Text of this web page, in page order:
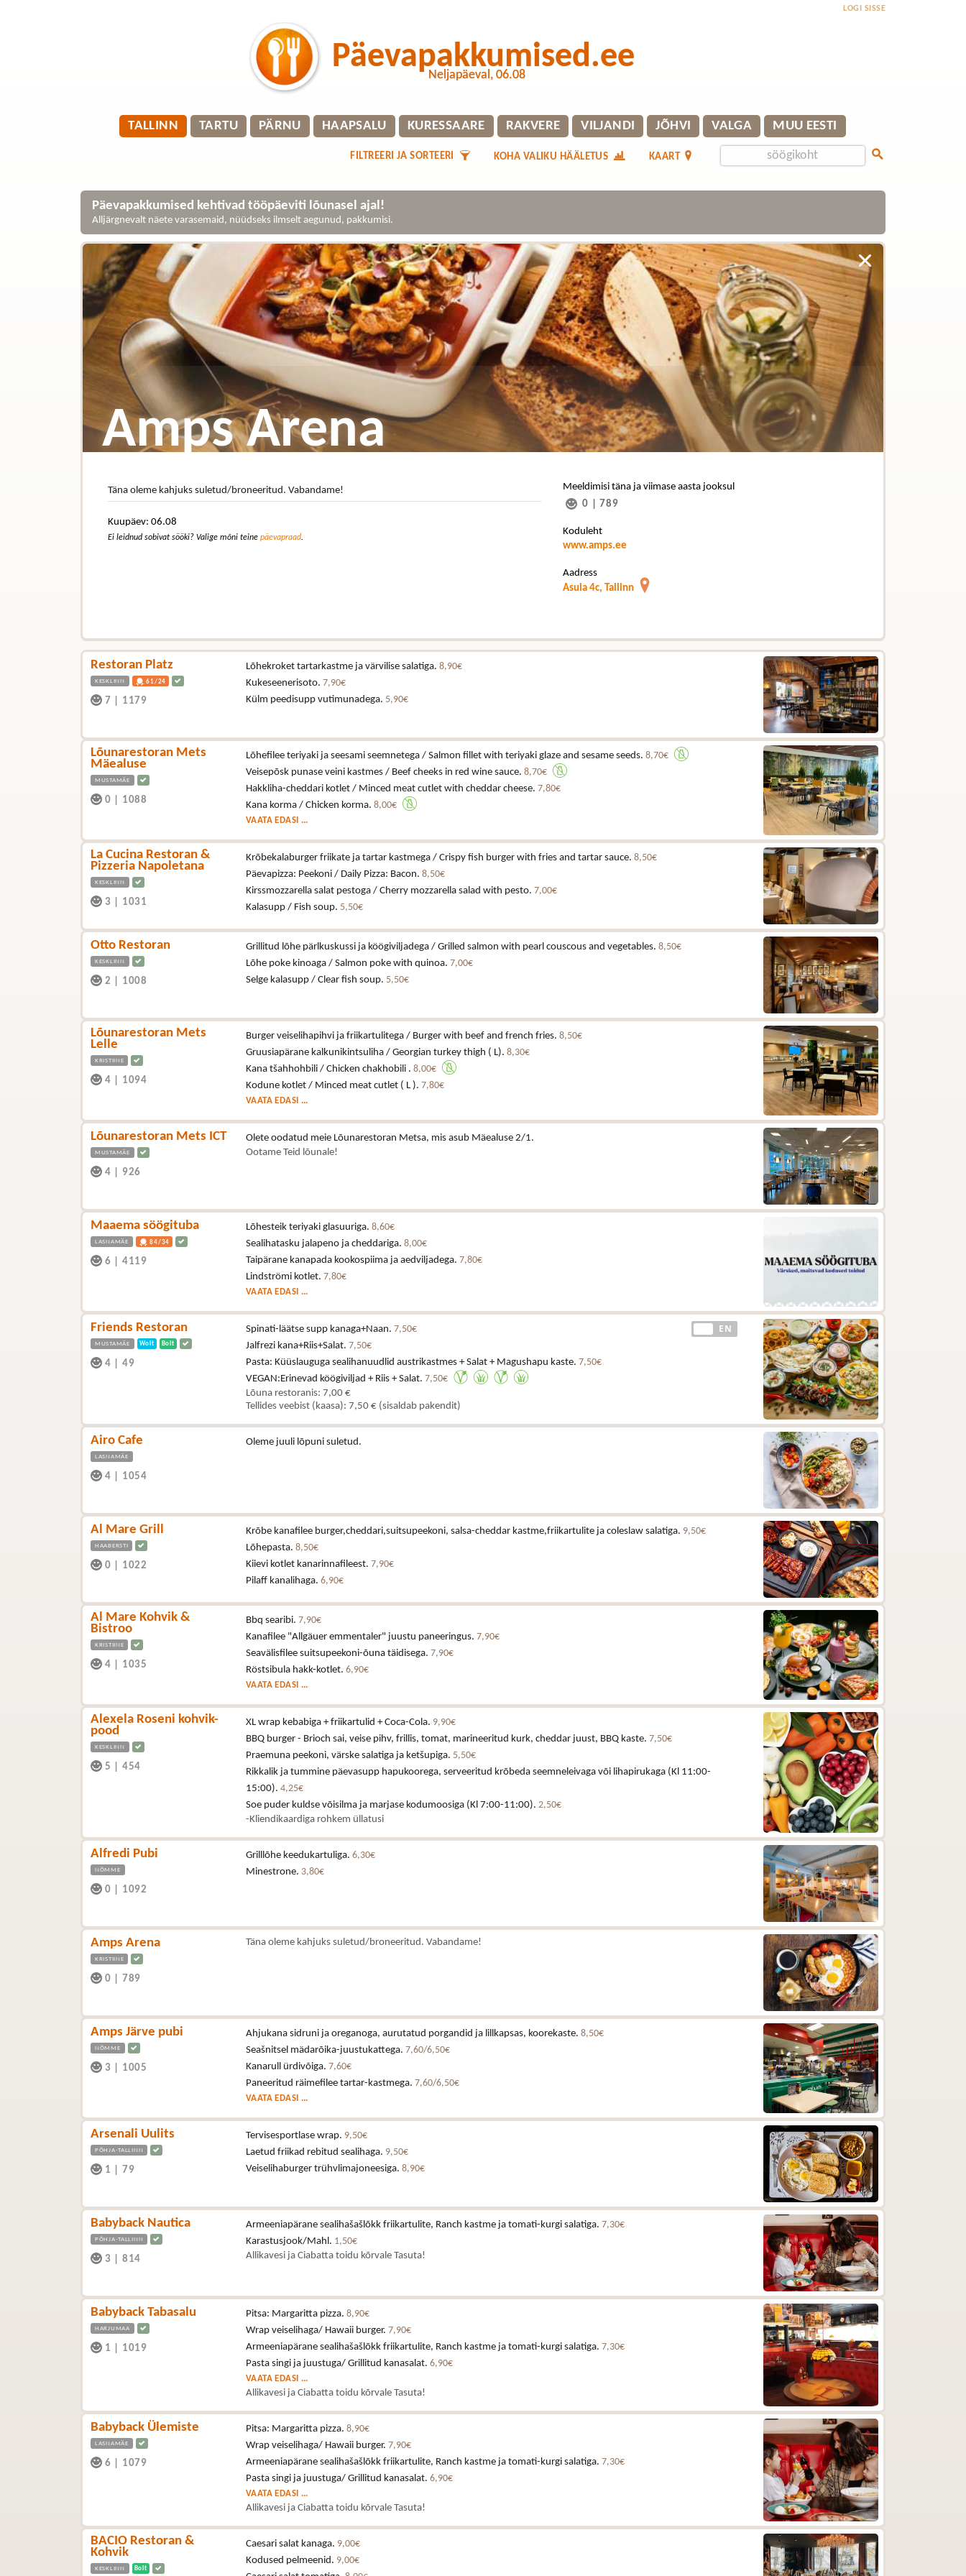
LOGI SISSE
Päevapakkumised.ee
Neljapäeval, 06.08
TALLINN TARTU PÄRNU HAAPSALU KURESSAARE RAKVERE VILJANDI JÕHVI VALGA MUU EESTI
KAART
KOHA VALIKU HÄÄLETUS
FILTREERI JA SORTEERI
Päevapakkumised kehtivad tööpäeviti lõunasel ajal!
Alljärgnevalt näete varasemaid, nüüdseks ilmselt aegunud, pakkumisi.
Amps Arena
Täna oleme kahjuks suletud/broneeritud. Vabandame!
Kuupäev: 06.08
Ei leidnud sobivat sööki? Valige mõni teine päevapraad.
Meeldimisi täna ja viimase aasta jooksul
0
789
Koduleht
www.amps.ee
Aadress
Asula 4c, Tallinn
Restoran Platz
KESKLINN 61/24
7 1179
Lõhekroket tartarkastme ja värvilise salatiga. 8,90€
Kukeseenerisoto. 7,90€
Külm peedisupp vutimunadega. 5,90€
Lõunarestoran Mets
Mäealuse
MUSTAMÄE
0 1088
Lõhefilee teriyaki ja seesami seemnetega / Salmon fillet with teriyaki glaze and sesame seeds. 8,70€
Veisepõsk punase veini kastmes / Beef cheeks in red wine sauce. 8,70€
Hakkliha-cheddari kotlet / Minced meat cutlet with cheddar cheese. 7,80€
Kana korma / Chicken korma. 8,00€
VAATA EDASI ...
La Cucina Restoran &
Pizzeria Napoletana
KESKLINN
3 1031
Krõbekalaburger friikate ja tartar kastmega / Crispy fish burger with fries and tartar sauce. 8,50€
Päevapizza: Peekoni / Daily Pizza: Bacon. 8,50€
Kirssmozzarella salat pestoga / Cherry mozzarella salad with pesto. 7,00€
Kalasupp / Fish soup. 5,50€
Otto Restoran
KESKLINN
2 1008
Grillitud lõhe pärlkuskussi ja köögiviljadega / Grilled salmon with pearl couscous and vegetables. 8,50€
Lõhe poke kinoaga / Salmon poke with quinoa. 7,00€
Selge kalasupp / Clear fish soup. 5,50€
Lõunarestoran Mets
Lelle
KRISTIINE
4 1094
Burger veiselihapihvi ja friikartulitega / Burger with beef and french fries. 8,50€
Gruusiapärane kalkunikintsuliha / Georgian turkey thigh ( L). 8,30€
Kana tšahhohbili / Chicken chakhobili . 8,00€
Kodune kotlet / Minced meat cutlet ( L ). 7,80€
VAATA EDASI ...
Lõunarestoran Mets ICT
MUSTAMÄE
4 926
Olete oodatud meie Lõunarestoran Metsa, mis asub Mäealuse 2/1.
Ootame Teid lõunale!
Maaema söögituba
LASNAMÄE 84/34
6 4119
Lõhesteik teriyaki glasuuriga. 8,60€
Sealihatasku jalapeno ja cheddariga. 8,00€
Taipärane kanapada kookospiima ja aedviljadega. 7,80€
Lindströmi kotlet. 7,80€
VAATA EDASI ...
Friends Restoran
MUSTAMÄE Wolt Bolt
4 49
EN
Spinati-läätse supp kanaga+Naan. 7,50€
Jalfrezi kana+Riis+Salat. 7,50€
Pasta: Küüslauguga sealihanuudlid austrikastmes + Salat + Magushapu kaste. 7,50€
VEGAN:Erinevad köögiviljad + Riis + Salat. 7,50€
Lõuna restoranis: 7,00 €
Tellides veebist (kaasa): 7,50 € (sisaldab pakendit)
Airo Cafe
LASNAMÄE
4 1054
Oleme juuli lõpuni suletud.
Al Mare Grill
HAABERSTI
0 1022
Krõbe kanafilee burger,cheddari,suitsupeekoni, salsa-cheddar kastme,friikartulite ja coleslaw salatiga. 9,50€
Lõhepasta. 8,50€
Kiievi kotlet kanarinnafileest. 7,90€
Pilaff kanalihaga. 6,90€
Al Mare Kohvik &
Bistroo
KRISTIINE
4 1035
Bbq searibi. 7,90€
Kanafilee "Allgäuer emmentaler" juustu paneeringus. 7,90€
Seavälisfilee suitsupeekoni-õuna täidisega. 7,90€
Röstsibula hakk-kotlet. 6,90€
VAATA EDASI ...
Alexela Roseni kohvik-
pood
KESKLINN
5 454
XL wrap kebabiga + friikartulid + Coca-Cola. 9,90€
BBQ burger - Brioch sai, veise pihv, frillis, tomat, marineeritud kurk, cheddar juust, BBQ kaste. 7,50€
Praemuna peekoni, värske salatiga ja ketšupiga. 5,50€
Rikkalik ja tummine päevasupp hapukoorega, serveeritud krõbeda seemneleivaga või lihapirukaga (Kl 11:00-
15:00). 4,25€
Soe puder kuldse võisilma ja marjase kodumoosiga (Kl 7:00-11:00). 2,50€
-Kliendikaardiga rohkem üllatusi
Alfredi Pubi
NÕMME
0 1092
Grilllõhe keedukartuliga. 6,30€
Minestrone. 3,80€
Amps Arena
KRISTIINE
0 789
Täna oleme kahjuks suletud/broneeritud. Vabandame!
Amps Järve pubi
NÕMME
3 1005
Ahjukana sidruni ja oreganoga, aurutatud porgandid ja lillkapsas, koorekaste. 8,50€
Seašnitsel mädarõika-juustukattega. 7,60/6,50€
Kanarull ürdivõiga. 7,60€
Paneeritud räimefilee tartar-kastmega. 7,60/6,50€
VAATA EDASI ...
Arsenali Uulits
PÕHJA-TALLINN
1 79
Tervisesportlase wrap. 9,50€
Laetud friikad rebitud sealihaga. 9,50€
Veiselihaburger trühvlimajoneesiga. 8,90€
Babyback Nautica
PÕHJA-TALLINN
3 814
Armeeniapärane sealihašašlõkk friikartulite, Ranch kastme ja tomati-kurgi salatiga. 7,30€
Karastusjook/Mahl. 1,50€
Allikavesi ja Ciabatta toidu kõrvale Tasuta!
Babyback Tabasalu
HARJUMAA
1 1019
Pitsa: Margaritta pizza. 8,90€
Wrap veiselihaga/ Hawaii burger. 7,90€
Armeeniapärane sealihašašlõkk friikartulite, Ranch kastme ja tomati-kurgi salatiga. 7,30€
Pasta singi ja juustuga/ Grillitud kanasalat. 6,90€
VAATA EDASI ...
Allikavesi ja Ciabatta toidu kõrvale Tasuta!
Babyback Ülemiste
LASNAMÄE
6 1079
Pitsa: Margaritta pizza. 8,90€
Wrap veiselihaga/ Hawaii burger. 7,90€
Armeeniapärane sealihašašlõkk friikartulite, Ranch kastme ja tomati-kurgi salatiga. 7,30€
Pasta singi ja juustuga/ Grillitud kanasalat. 6,90€
VAATA EDASI ...
Allikavesi ja Ciabatta toidu kõrvale Tasuta!
BACIO Restoran &
Kohvik
KESKLINN Bolt
Caesari salat kanaga. 9,00€
Kodused pelmeenid. 9,00€